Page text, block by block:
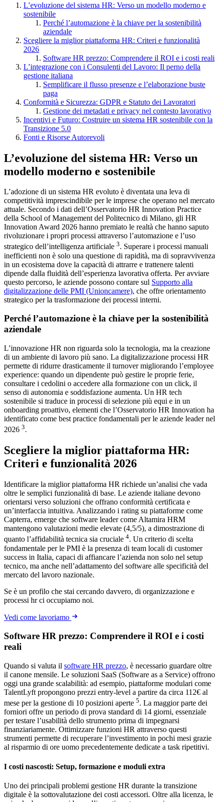
L’evoluzione del sistema HR: Verso un modello moderno e
sostenibile
Perché l’automazione è la chiave per la sostenibilità
aziendale
Scegliere la miglior piattaforma HR: Criteri e funzionalità
2026
Software HR prezzo: Comprendere il ROI e i costi reali
L’integrazione con i Consulenti del Lavoro: Il perno della
gestione italiana
Semplificare il flusso presenze e l’elaborazione buste
paga
Conformità e Sicurezza: GDPR e Statuto dei Lavoratori
Gestione dei metadati e privacy nel contesto lavorativo
Incentivi e Futuro: Costruire un sistema HR sostenibile con la
Transizione 5.0
Fonti e Risorse Autorevoli
L’evoluzione del sistema HR: Verso un
modello moderno e sostenibile
L’adozione di un sistema HR evoluto è diventata una leva di
competitività imprescindibile per le imprese che operano nel mercato
attuale. Secondo i dati dell’Osservatorio HR Innovation Practice
della School of Management del Politecnico di Milano, gli HR
Innovation Award 2026 hanno premiato le realtà che hanno saputo
rivoluzionare i propri processi attraverso l’automazione e l’uso
strategico dell’intelligenza artificiale 3. Superare i processi manuali
inefficienti non è solo una questione di rapidità, ma di sopravvivenza
in un ecosistema dove la capacità di attrarre e trattenere talenti
dipende dalla fluidità dell’esperienza lavorativa offerta. Per avviare
questo percorso, le aziende possono contare sul Supporto alla
digitalizzazione delle PMI (Unioncamere), che offre orientamento
strategico per la trasformazione dei processi interni.
Perché l’automazione è la chiave per la sostenibilità
aziendale
L’innovazione HR non riguarda solo la tecnologia, ma la creazione
di un ambiente di lavoro più sano. La digitalizzazione processi HR
permette di ridurre drasticamente il turnover migliorando l’employee
experience: quando un dipendente può gestire le proprie ferie,
consultare i cedolini o accedere alla formazione con un click, il
senso di autonomia e soddisfazione aumenta. Un HR tech
sostenibile si traduce in processi di selezione più equi e in un
onboarding proattivo, elementi che l’Osservatorio HR Innovation ha
identificato come best practice fondamentali per le aziende leader nel
2026 3.
Scegliere la miglior piattaforma HR:
Criteri e funzionalità 2026
Identificare la miglior piattaforma HR richiede un’analisi che vada
oltre le semplici funzionalità di base. Le aziende italiane devono
orientarsi verso soluzioni che offrano conformità certificata e
un’interfaccia intuitiva. Analizzando i rating su piattaforme come
Capterra, emerge che software leader come Altamira HRM
mantengono valutazioni medie elevate (4,5/5), a dimostrazione di
quanto l’affidabilità tecnica sia cruciale 4. Un criterio di scelta
fondamentale per le PMI è la presenza di team locali di customer
success in Italia, capaci di affiancare l’azienda non solo nel setup
tecnico, ma anche nell’adattamento del software alle specificità del
mercato del lavoro nazionale.
Se è un profilo che stai cercando davvero, di organizzazione e
processi hr ci occupiamo noi.
Vedi come lavoriamo
Software HR prezzo: Comprendere il ROI e i costi
reali
Quando si valuta il software HR prezzo, è necessario guardare oltre
il canone mensile. Le soluzioni SaaS (Software as a Service) offrono
oggi una grande scalabilità: ad esempio, piattaforme modulari come
TalentLyft propongono prezzi entry-level a partire da circa 112€ al
mese per la gestione di 10 posizioni aperte 5. La maggior parte dei
forniori offre un periodo di prova standard di 14 giorni, essenziale
per testare l’usabilità dello strumento prima di impegnarsi
finanziariamente. Ottimizzare funzioni HR attraverso questi
strumenti permette di recuperare l’investimento in pochi mesi grazie
al risparmio di ore uomo precedentemente dedicate a task ripetitivi.
I costi nascosti: Setup, formazione e moduli extra
Uno dei principali problemi gestione HR durante la transizione
digitale è la sottovalutazione dei costi accessori. Oltre alla licenza, le